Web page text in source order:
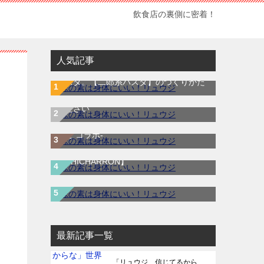
飲食店の裏側に密着！
人気記事
マジでそこらの油そばよりウマい最強の
パスタ。【二郎系パスタ】のつくりかた
本当にただ感動したので勝手にPRさせて
ください
わ！」リュウジ vs AIリュウジ !?
ChatGTP・Grokが考えた料理は本当に美
味しい？ -料理研究家リュウジのバズレ
シピ コラボ-
【最高のおつまみ】豚バラをカリカリに
揚げた料理チチャロン
【CHICHARRON】
結局どのサバ缶の選べばいいか全部教え
ます
最新記事一覧
「リュウジ、信じてるから